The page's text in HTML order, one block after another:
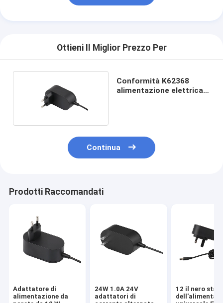
Ottieni Il Miglior Prezzo Per
Conformità K62368
alimentazione elettrica
Continua
Prodotti Raccomandati
Adattatore di
alimentazione da
24W 1.0A 24V
adattatori di
12 il nero